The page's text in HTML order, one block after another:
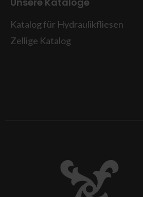
Katalog für Hydraulikfliesen
Zellige Katalog